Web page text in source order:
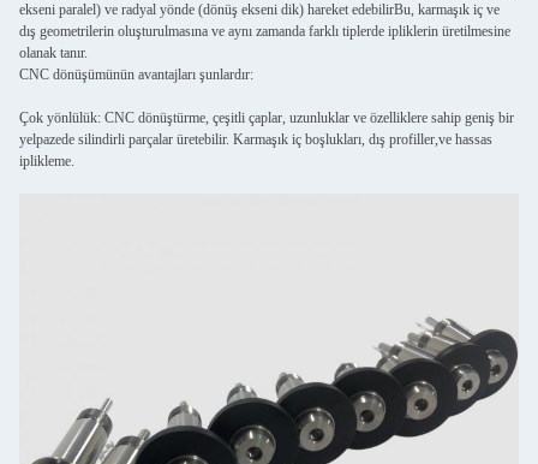
ekseni paralel) ve radyal yönde (dönüş ekseni dik) hareket edebilirBu, karmaşık iç ve
dış geometrilerin oluşturulmasına ve aynı zamanda farklı tiplerde ipliklerin üretilmesine
olanak tanır.
CNC dönüşümünün avantajları şunlardır:
Çok yönlülük: CNC dönüştürme, çeşitli çaplar, uzunluklar ve özelliklere sahip geniş bir
yelpazede silindirli parçalar üretebilir. Karmaşık iç boşlukları, dış profiller,ve hassas
iplikleme.